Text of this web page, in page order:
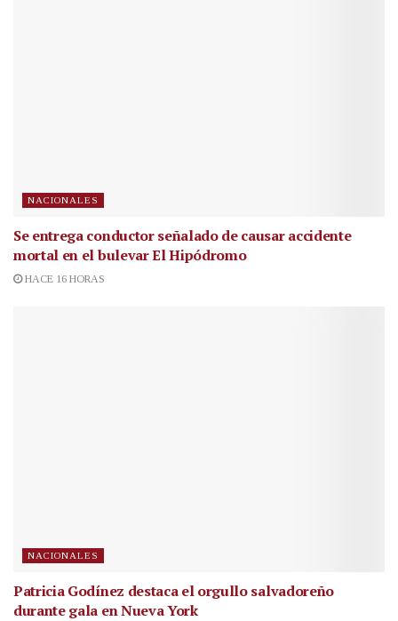
NACIONALES
Se entrega conductor señalado de causar accidente
mortal en el bulevar El Hipódromo
HACE 16 HORAS
NACIONALES
Patricia Godínez destaca el orgullo salvadoreño
durante gala en Nueva York